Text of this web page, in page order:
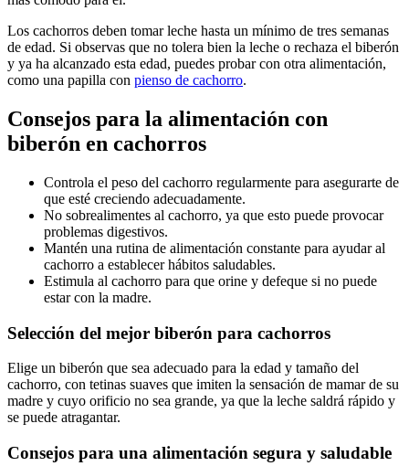
Los cachorros deben tomar leche hasta un mínimo de tres semanas
de edad. Si observas que no tolera bien la leche o rechaza el biberón
y ya ha alcanzado esta edad, puedes probar con otra alimentación,
como una papilla con pienso de cachorro.
Consejos para la alimentación con
biberón en cachorros
Controla el peso del cachorro regularmente para asegurarte de
que esté creciendo adecuadamente.
No sobrealimentes al cachorro, ya que esto puede provocar
problemas digestivos.
Mantén una rutina de alimentación constante para ayudar al
cachorro a establecer hábitos saludables.
Estimula al cachorro para que orine y defeque si no puede
estar con la madre.
Selección del mejor biberón para cachorros
Elige un biberón que sea adecuado para la edad y tamaño del
cachorro, con tetinas suaves que imiten la sensación de mamar de su
madre y cuyo orificio no sea grande, ya que la leche saldrá rápido y
se puede atragantar.
Consejos para una alimentación segura y saludable